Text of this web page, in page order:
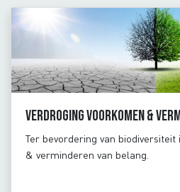
Verdroging voorkomen &
Ter bevordering van biodiversiteit
& verminderen van belang.